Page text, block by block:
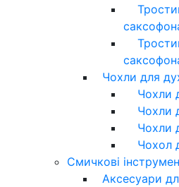
Чохли для
Чохли
Чохли
Чохли
Чохол
Смичкові
Аксесуари